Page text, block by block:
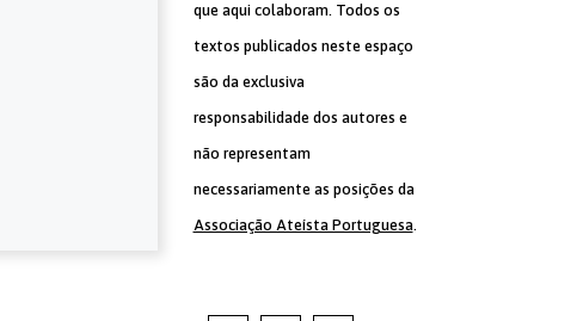
que aqui colaboram. Todos os
textos publicados neste espaço
são da exclusiva
responsabilidade dos autores e
não representam
necessariamente as posições da
Associação Ateísta Portuguesa.